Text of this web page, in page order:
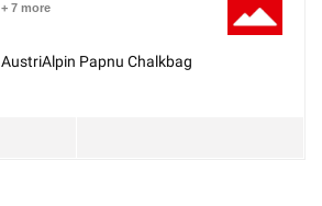
+ 7 more
AustriAlpin Papnu Chalkbag